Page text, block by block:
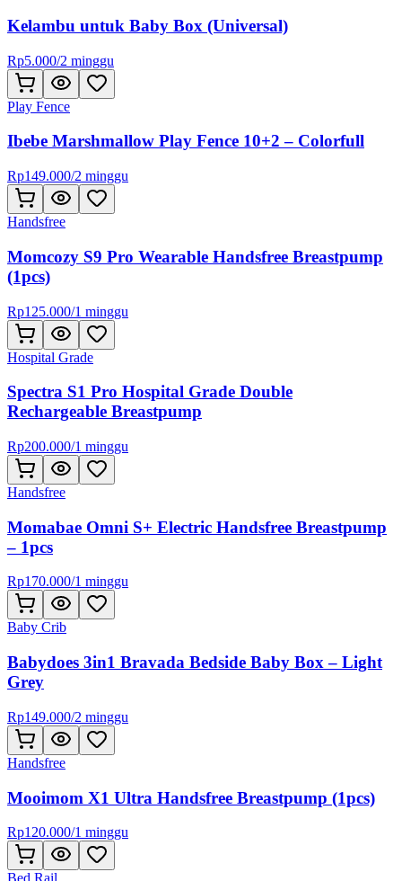
Kelambu untuk Baby Box (Universal)
Rp5.000/2 minggu
Play Fence
Ibebe Marshmallow Play Fence 10+2 – Colorfull
Rp149.000/2 minggu
Handsfree
Momcozy S9 Pro Wearable Handsfree Breastpump
(1pcs)
Rp125.000/1 minggu
Hospital Grade
Spectra S1 Pro Hospital Grade Double
Rechargeable Breastpump
Rp200.000/1 minggu
Handsfree
Momabae Omni S+ Electric Handsfree Breastpump
– 1pcs
Rp170.000/1 minggu
Baby Crib
Babydoes 3in1 Bravada Bedside Baby Box – Light
Grey
Rp149.000/2 minggu
Handsfree
Mooimom X1 Ultra Handsfree Breastpump (1pcs)
Rp120.000/1 minggu